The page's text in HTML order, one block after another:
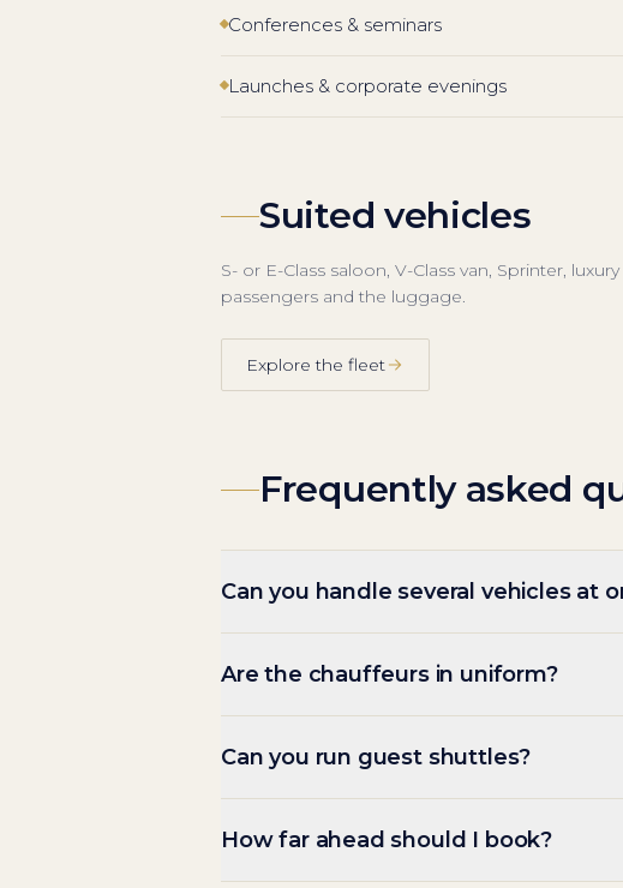
Conferences & seminars
Launches & corporate evenings
Suited vehicles
S- or E-Class saloon, V-Class van, Sprinter,
passengers and the luggage.
Explore the fleet
Frequently asked
Can you handle several vehicles at
Are the chauffeurs in uniform?
Can you run guest shuttles?
How far ahead should I book?